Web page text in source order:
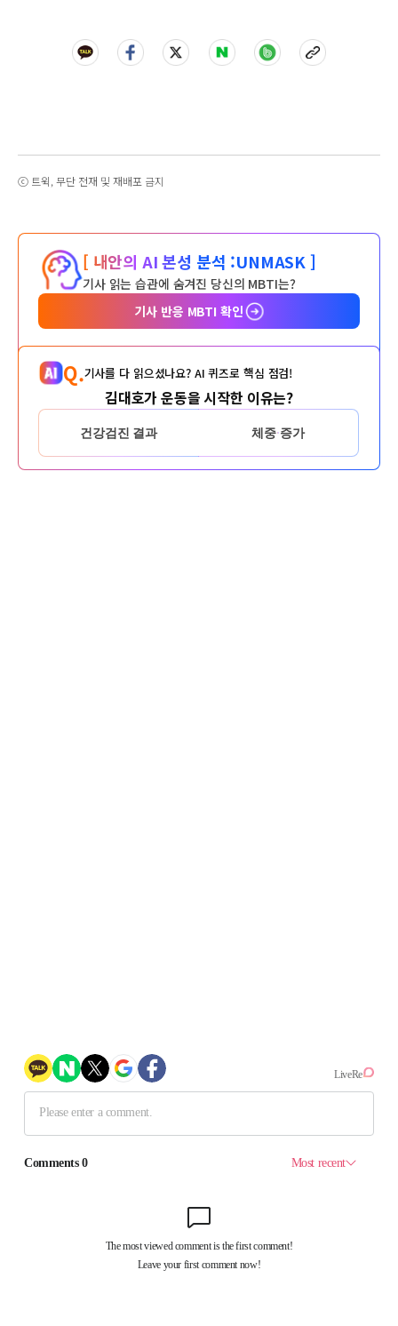
ⓒ 트윅, 무단 전재 및 재배포 금지
[ 내안의 AI 본성 분석 :UNMASK ]
기사 읽는 습관에 숨겨진 당신의 MBTI는?
기사 반응 MBTI 확인
Q.기사를 다 읽으셨나요? AI 퀴즈로 핵심 점검!
김대호가 운동을 시작한 이유는?
건강검진 결과 체중 증가